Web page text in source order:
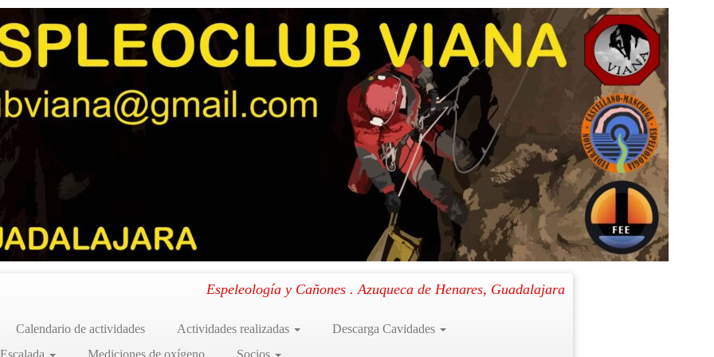
Espeleología y Cañones . Azuqueca de Henares, Guadalajara
Calendario de actividades Actividades realizadas
Descarga Cavidades
Mediciones de oxígeno Socios
de Santa elena
elena
(1ª parte)
Siguiente →